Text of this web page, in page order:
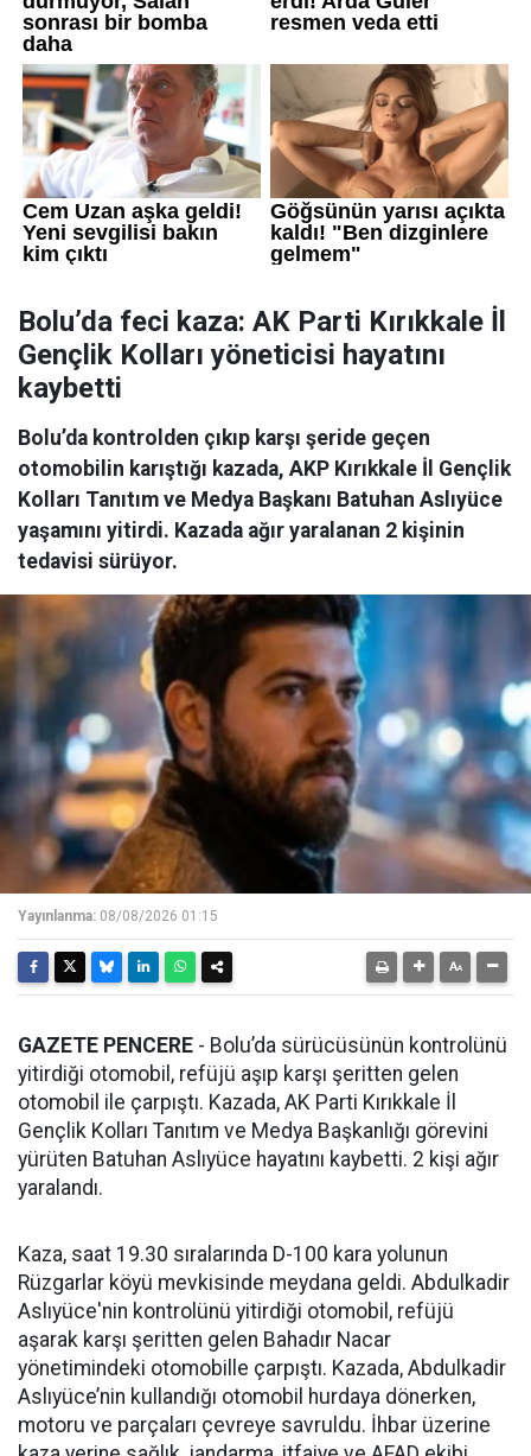
Bolu’da feci kaza: AK Parti Kırıkkale İl
Gençlik Kolları yöneticisi hayatını
kaybetti
Bolu’da kontrolden çıkıp karşı şeride geçen
otomobilin karıştığı kazada, AKP Kırıkkale İl Gençlik
Kolları Tanıtım ve Medya Başkanı Batuhan Aslıyüce
yaşamını yitirdi. Kazada ağır yaralanan 2 kişinin
tedavisi sürüyor.
Yayınlanma: 08/08/2026 01:15
GAZETE PENCERE - Bolu’da sürücüsünün kontrolünü
yitirdiği otomobil, refüjü aşıp karşı şeritten gelen
otomobil ile çarpıştı. Kazada, AK Parti Kırıkkale İl
Gençlik Kolları Tanıtım ve Medya Başkanlığı görevini
yürüten Batuhan Aslıyüce hayatını kaybetti. 2 kişi ağır
yaralandı.
Kaza, saat 19.30 sıralarında D-100 kara yolunun
Rüzgarlar köyü mevkisinde meydana geldi. Abdulkadir
Aslıyüce'nin kontrolünü yitirdiği otomobil, refüjü
aşarak karşı şeritten gelen Bahadır Nacar
yönetimindeki otomobille çarpıştı. Kazada, Abdulkadir
Aslıyüce’nin kullandığı otomobil hurdaya dönerken,
motoru ve parçaları çevreye savruldu. İhbar üzerine